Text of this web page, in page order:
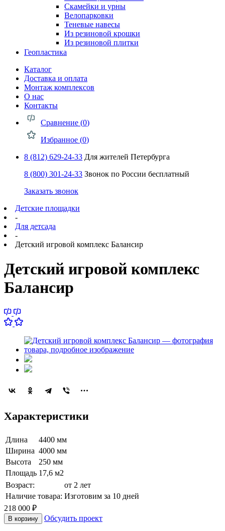
Скамейки и урны
Велопарковки
Теневые навесы
Из резиновой крошки
Из резиновой плитки
Геопластика
Каталог
Доставка и оплата
Монтаж комплексов
О нас
Контакты
Сравнение (0)
Избранное (0)
8 (812) 629-24-33 Для жителей Петербурга
8 (800) 301-24-33 Звонок по России бесплатный
Заказать звонок
Детские площадки
-
Для детсада
-
Детский игровой комплекс Балансир
Детский игровой комплекс
Балансир
Характеристики
Длина
4400 мм
Ширина 4000 мм
Высота
250 мм
Площадь 17,6 м2
Возраст:
от 2 лет
Наличие товара: Изготовим за 10 дней
218 000 ₽
В корзину Обсудить проект